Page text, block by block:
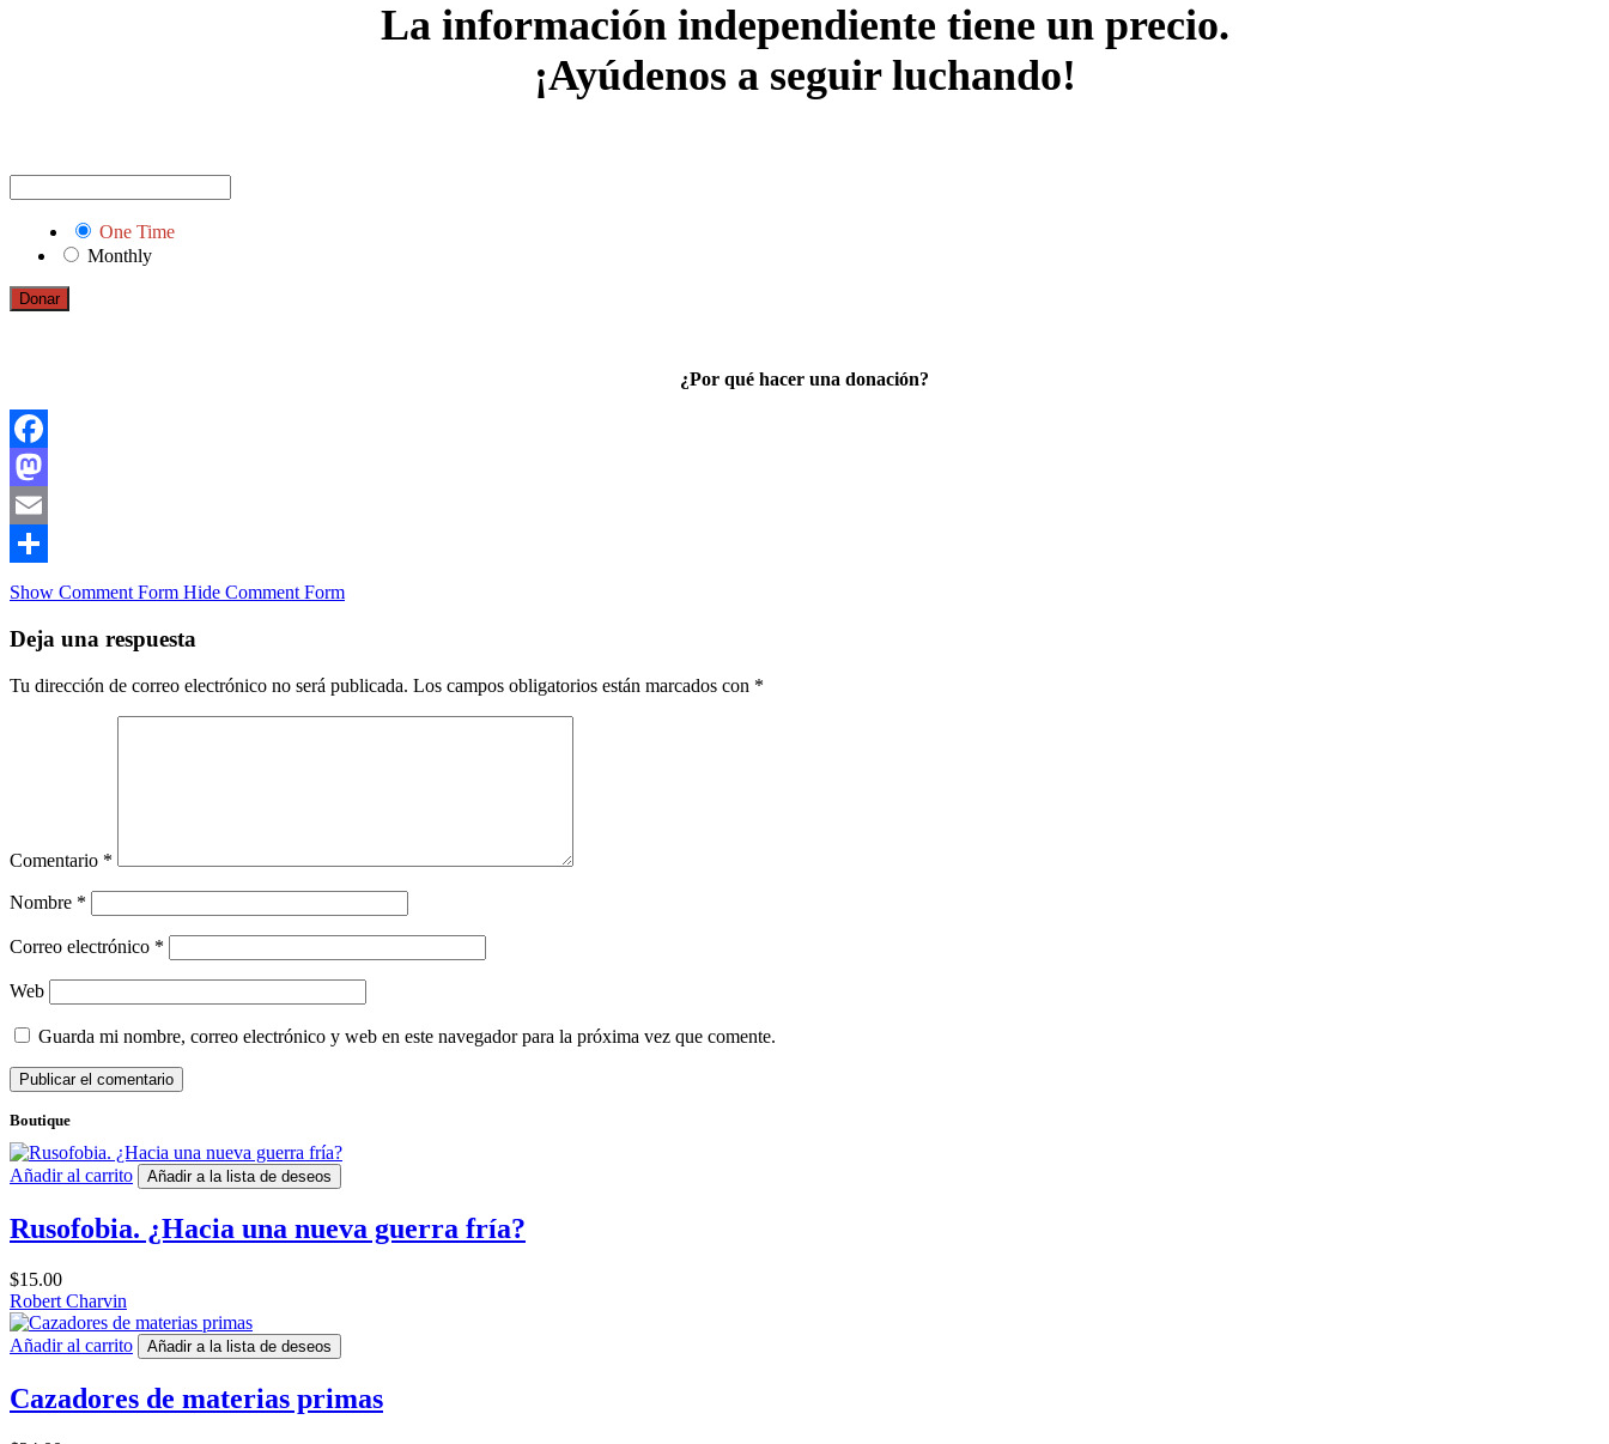
La información independiente tiene un precio.
¡Ayúdenos a seguir luchando!
One Time
Monthly
Donar
¿Por qué hacer una donación?
Facebook
Mastodon
Email
Compartir
Show Comment Form Hide Comment Form
Deja una respuesta
Tu dirección de correo electrónico no será publicada. Los campos obligatorios están marcados con *
Comentario *
Nombre *
Correo electrónico *
Web
Guarda mi nombre, correo electrónico y web en este navegador para la próxima vez que comente.
Boutique
Añadir al carrito Añadir a la lista de deseos
Rusofobia. ¿Hacia una nueva guerra fría?
$15.00
Robert Charvin
Añadir al carrito Añadir a la lista de deseos
Cazadores de materias primas